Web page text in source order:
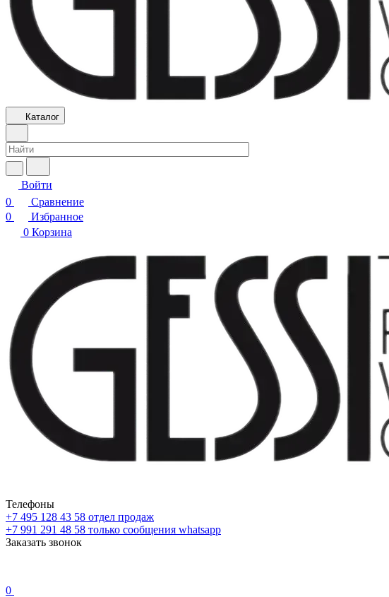
Каталог
Войти
0
Сравнение
0
Избранное
0 Корзина
Телефоны
+7 495 128 43 58 отдел продаж
+7 991 291 48 58 только сообщения whatsapp
Заказать звонок
0